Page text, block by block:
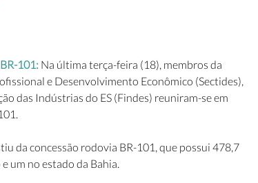
101: Na última terça-feira (18), membros da
e Desenvolvimento Econômico (Sectides),
das Indústrias do ES (Findes) reuniram-se em
da concessão rodovia BR-101, que possui 478,7
um no estado da Bahia.